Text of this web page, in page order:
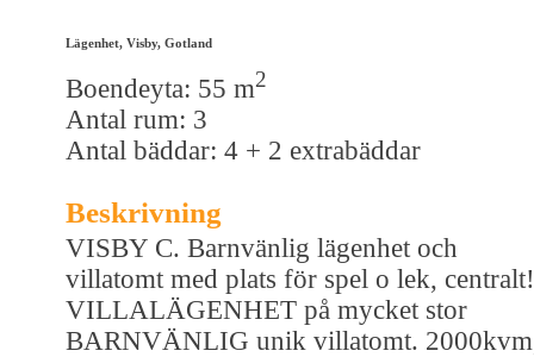
Lägenhet, Visby, Gotland
Boendeyta: 55 m2
Antal rum: 3
Antal bäddar: 4 + 2 extrabäddar
Beskrivning
VISBY C. Barnvänlig lägenhet och
villatomt med plats för spel o lek, centralt!
VILLALÄGENHET på mycket stor
BARNVÄNLIG unik villatomt.